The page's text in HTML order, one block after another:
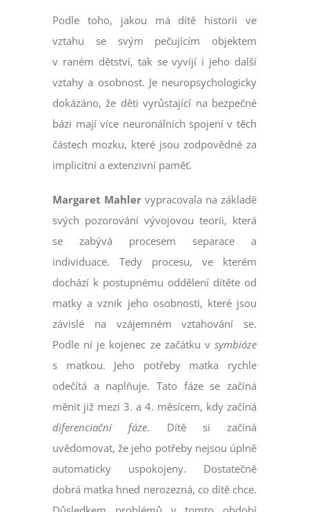
Podle toho, jakou má dítě historii ve
vztahu se svým pečujícím objektem
v raném dětství, tak se vyvíjí i jeho další
vztahy a osobnost. Je neuropsychologicky
dokázáno, že děti vyrůstající na bezpečné
bázi mají více neuronálních spojení v těch
částech mozku, které jsou zodpovědné za
implicitní a extenzivní paměť.
Margaret Mahler vypracovala na základě
svých pozorování vývojovou teorii, která
se zabývá procesem separace a
individuace. Tedy procesu, ve kterém
dochází k postupnému oddělení dítěte od
matky a vznik jeho osobnosti, které jsou
závislé na vzájemném vztahování se.
Podle ní je kojenec ze začátku v symbióze
s matkou. Jeho potřeby matka rychle
odečítá a naplňuje. Tato fáze se začíná
měnit již mezi 3. a 4. měsícem, kdy začíná
diferenciační fáze. Dítě si začíná
uvědomovat, že jeho potřeby nejsou úplně
automaticky uspokojeny. Dostatečně
dobrá matka hned nerozezná, co dítě chce.